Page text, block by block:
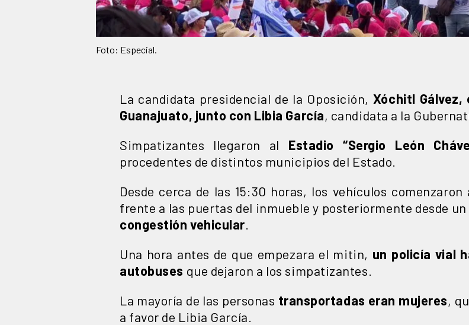
Foto: Especial.
La candidata presidencial de la Oposición, Xóchitl
Guanajuato, junto con Libia García, candidata a la
Simpatizantes llegaron al Estadio “Sergio León
procedentes de distintos municipios del Estado.
Desde cerca de las 15:30 horas, los vehículos
frente a las puertas del inmueble y posteriormente desde
congestión vehicular
Una hora antes de que empezara el mitin, un policía vial
autobuses que dejaron a los simpatizantes.
La mayoría de las personas transportadas eran mujeres,
a favor de Libia García.